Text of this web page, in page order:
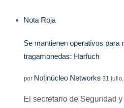
Nota Roja
Se mantienen operativos para
tragamonedas: Harfuch
por Notinúcleo Networks 31
El secretario de Seguridad